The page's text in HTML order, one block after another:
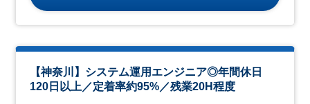
【神奈川】システム運用エンジニア◎年間休日
120日以上／定着率約95%／残業20H程度